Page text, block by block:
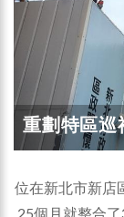
重劃特區巡
位在新北市新店